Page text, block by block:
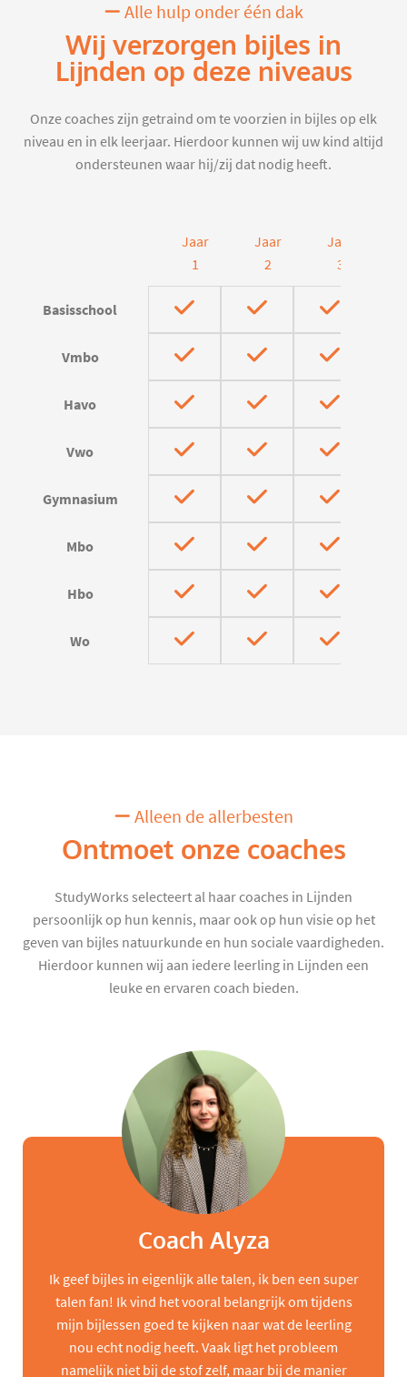
Alle hulp onder één dak
Wij verzorgen bijles in
Lijnden op deze niveaus
Onze coaches zijn getraind om te voorzien in bijles op elk
niveau en in elk leerjaar. Hierdoor kunnen wij uw kind altijd
ondersteunen waar hij/zij dat nodig heeft.
Jaar
1
Jaar
2
Jaar
3
Basisschool
Vmbo
Havo
Vwo
Gymnasium
Mbo
Hbo
Wo
Alleen de allerbesten
Ontmoet onze coaches
StudyWorks selecteert al haar coaches in Lijnden
persoonlijk op hun kennis, maar ook op hun visie op het
geven van bijles natuurkunde en hun sociale vaardigheden.
Hierdoor kunnen wij aan iedere leerling in Lijnden een
leuke en ervaren coach bieden.
Coach Alyza
Ik geef bijles in eigenlijk alle talen, ik ben een super
talen fan! Ik vind het vooral belangrijk om tijdens
mijn bijlessen goed te kijken naar wat de leerling
nou echt nodig heeft. Vaak ligt het probleem
namelijk niet bij de stof zelf, maar bij de manier